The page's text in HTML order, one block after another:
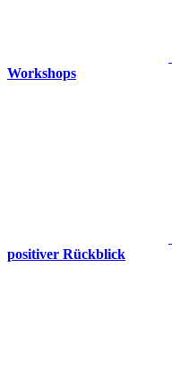
Workshops
positiver Rückblick